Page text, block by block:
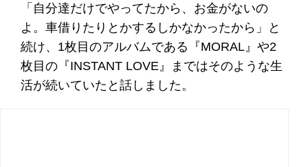
「自分達だけでやってたから、お金がないの
よ。車借りたりとかするしかなかったから」と
続け、1枚目のアルバムである『MORAL』や2
枚目の『INSTANT LOVE』まではそのような生
活が続いていたと話しました。